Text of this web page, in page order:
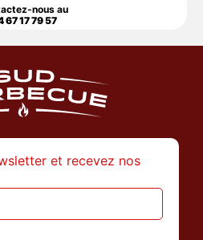
nous au
67 17 79 57
et recevez nos